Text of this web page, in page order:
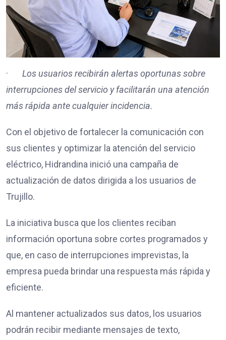
· Los usuarios recibirán alertas oportunas sobre
interrupciones del servicio y facilitarán una atención
más rápida ante cualquier incidencia.
Con el objetivo de fortalecer la comunicación con
sus clientes y optimizar la atención del servicio
eléctrico, Hidrandina inició una campaña de
actualización de datos dirigida a los usuarios de
Trujillo.
La iniciativa busca que los clientes reciban
información oportuna sobre cortes programados y
que, en caso de interrupciones imprevistas, la
empresa pueda brindar una respuesta más rápida y
eficiente.
Al mantener actualizados sus datos, los usuarios
podrán recibir mediante mensajes de texto,